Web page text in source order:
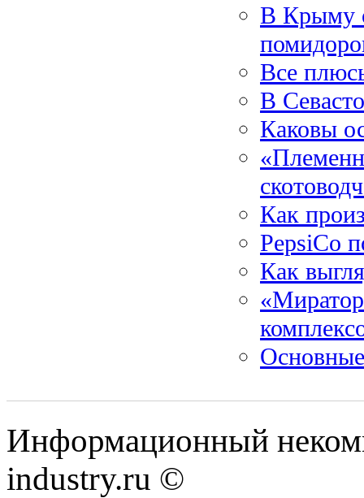
В Крыму
Все
В
Каковы
Как
PepsiCo
Как
Основные
Информационный
industry.ru ©